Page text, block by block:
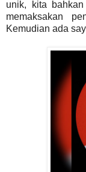
unik, kita
memaksakan
Kemudian ada